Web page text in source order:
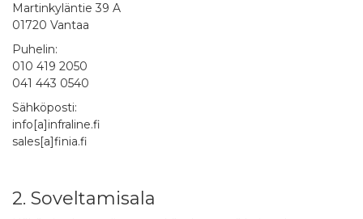
Martinkyläntie 39 A
01720 Vantaa
Puhelin:
010 419 2050
041 443 0540
Sähköposti:
info[a]infraline.fi
sales[a]finia.fi
2. Soveltamisala